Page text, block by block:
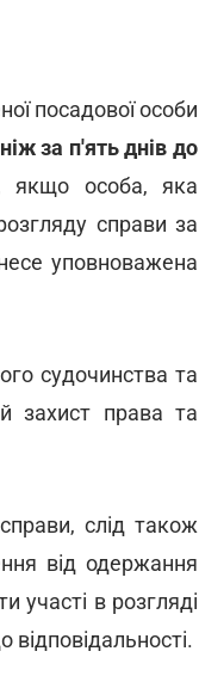
посадової особи
за п'ять днів до
якщо особа, яка
справи за
уповноважена
судочинства та
захист права та
слід також
від одержання
участі в розгляді